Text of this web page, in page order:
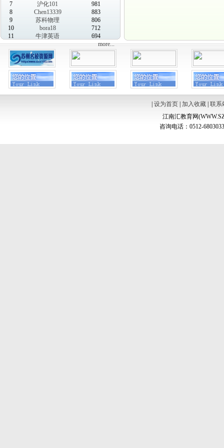
7
沪化101
981
8
Chen13339
883
9
苏科物理
806
10
bora18
712
11
牛津英语
694
more...
设为首页| 加入收藏| 联系
江南汇教育网
咨询电话：0512-